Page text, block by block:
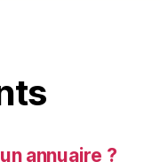
annuaire ?